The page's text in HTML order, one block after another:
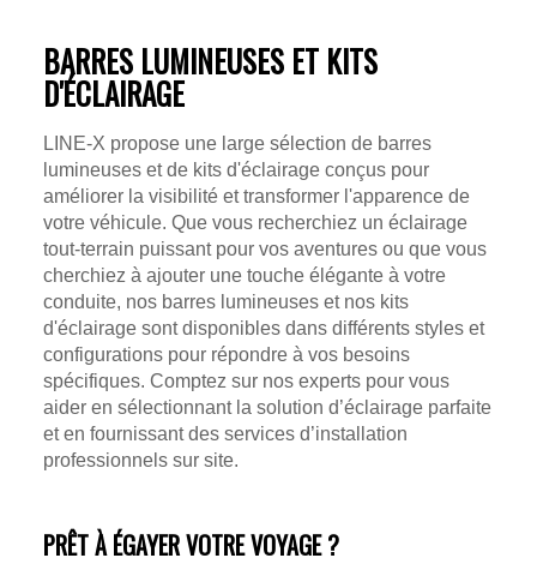
BARRES LUMINEUSES ET KITS
D'ÉCLAIRAGE
LINE-X propose une large sélection de barres
lumineuses et de kits d'éclairage conçus pour
améliorer la visibilité et transformer l'apparence de
votre véhicule. Que vous recherchiez un éclairage
tout-terrain puissant pour vos aventures ou que vous
cherchiez à ajouter une touche élégante à votre
conduite, nos barres lumineuses et nos kits
d'éclairage sont disponibles dans différents styles et
configurations pour répondre à vos besoins
spécifiques. Comptez sur nos experts pour vous
aider en sélectionnant la solution d’éclairage parfaite
et en fournissant des services d’installation
professionnels sur site.
PRÊT À ÉGAYER VOTRE VOYAGE ?